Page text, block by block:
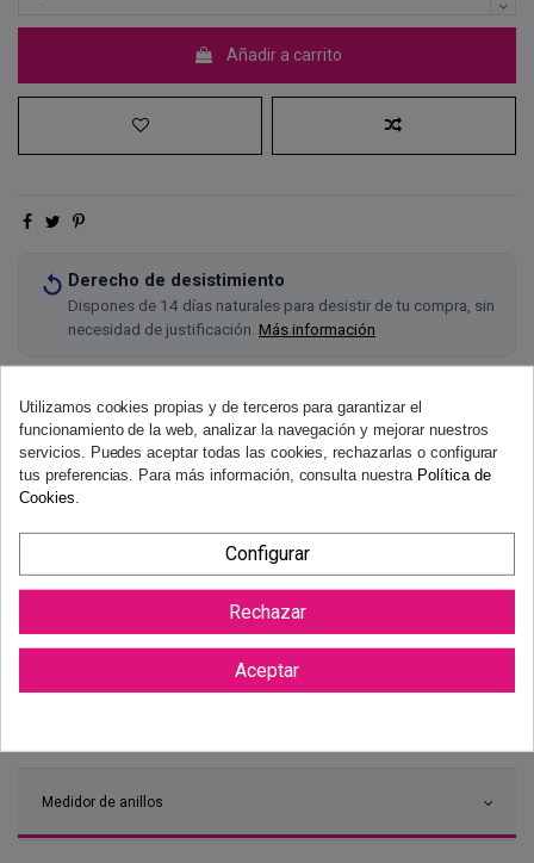
Añadir a carrito
Derecho de desistimiento
Dispones de 14 días naturales para desistir de tu compra, sin
necesidad de justificación. Más información
Medidor de anillos
Utilizamos cookies propias y de terceros para garantizar el
funcionamiento de la web, analizar la navegación y mejorar nuestros
servicios. Puedes aceptar todas las cookies, rechazarlas o configurar
tus preferencias. Para más información, consulta nuestra Política de
Cookies
Configurar
Rechazar
Aceptar